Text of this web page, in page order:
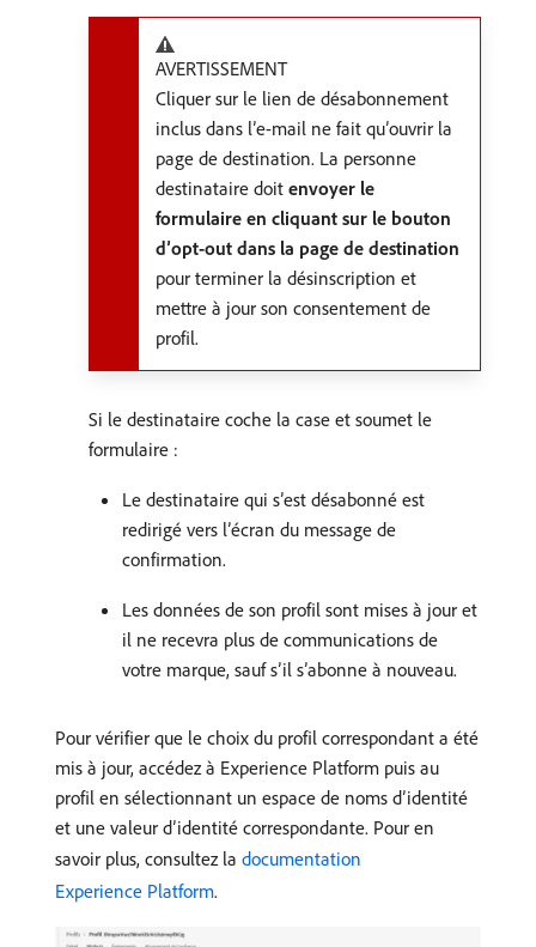
AVERTISSEMENT
Cliquer sur le lien de désabonnement
inclus dans l’e-mail ne fait qu’ouvrir la
page de destination. La personne
destinataire doit envoyer le
formulaire en cliquant sur le bouton
d’opt-out dans la page de destination
pour terminer la désinscription et
mettre à jour son consentement de
profil.
Si le destinataire coche la case et soumet le
formulaire :
Le destinataire qui sʼest désabonné est
redirigé vers lʼécran du message de
confirmation.
Les données de son profil sont mises à jour et
il ne recevra plus de communications de
votre marque, sauf sʼil sʼabonne à nouveau.
Pour vérifier que le choix du profil correspondant a été
mis à jour, accédez à Experience Platform puis au
profil en sélectionnant un espace de noms d’identité
et une valeur d’identité correspondante. Pour en
savoir plus, consultez la documentation
Experience Platform.